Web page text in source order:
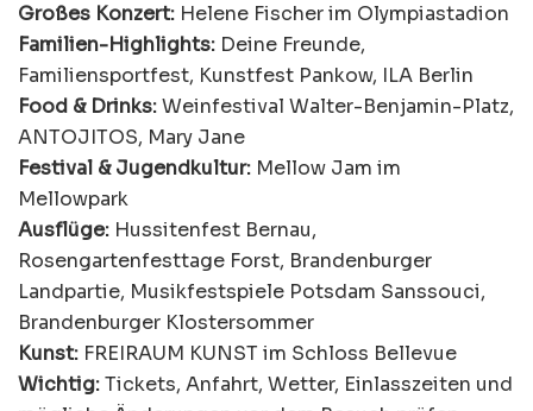
Großes Konzert: Helene Fischer im Olympiastadion
Familien-Highlights: Deine Freunde,
Familiensportfest, Kunstfest Pankow, ILA Berlin
Food & Drinks:Weinfestival Walter-Benjamin-Platz,
ANTOJITOS, Mary Jane
Festival & Jugendkultur: Mellow Jam im
Mellowpark
Ausflüge: Hussitenfest Bernau,
Rosengartenfesttage Forst, Brandenburger
Landpartie, Musikfestspiele Potsdam Sanssouci,
Brandenburger Klostersommer
Kunst: FREIRAUM KUNST im Schloss Bellevue
Wichtig:Tickets, Anfahrt, Wetter, Einlasszeiten und